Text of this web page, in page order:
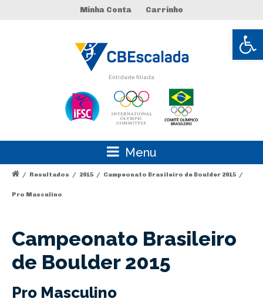
Abrir
Minha Conta Carrinho
Entidade filiada
Menu
/ Resultados / 2015 / Campeonato Brasileiro de Boulder 2015 /
Pro Masculino
Campeonato Brasileiro
de Boulder 2015
Pro Masculino